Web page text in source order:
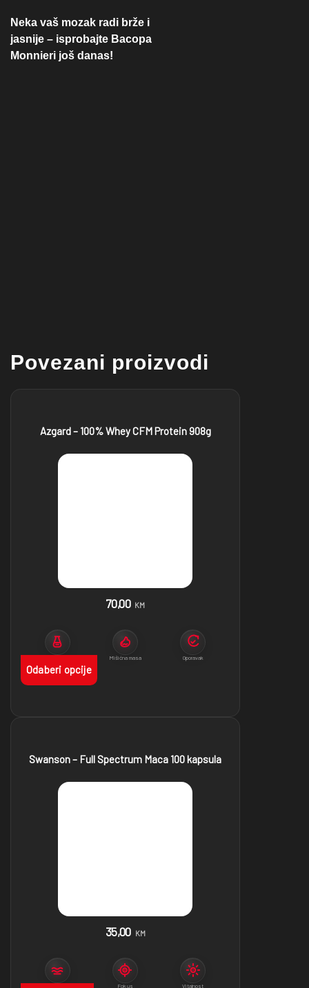
Neka vaš mozak radi brže i
jasnije – isprobajte Bacopa
Monnieri još danas!
Povezani proizvodi
Azgard – 100% Whey CFM Protein 908g
70,00 KM
Mišićna masa Oporavak
Odaberi opcije
Swanson – Full Spectrum Maca 100 kapsula
35,00 KM
Fokus Vitalnost